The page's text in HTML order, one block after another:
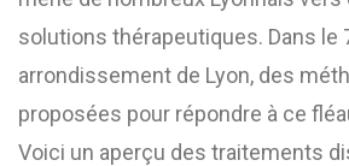
solutions thérapeutiques. Dans le
arrondissement de Lyon, des
proposées pour répondre à ce
Voici un aperçu des traitements